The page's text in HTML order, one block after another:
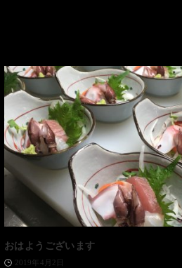
おはようございます
2019年4月2日